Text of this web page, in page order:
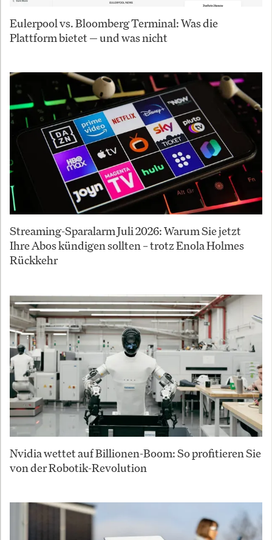
Eulerpool vs. Bloomberg Terminal: Was die
Plattform bietet — und was nicht
Streaming-Sparalarm Juli 2026: Warum Sie jetzt
Ihre Abos kündigen sollten – trotz Enola Holmes
Rückkehr
Nvidia wettet auf Billionen-Boom: So profitieren Sie
von der Robotik-Revolution